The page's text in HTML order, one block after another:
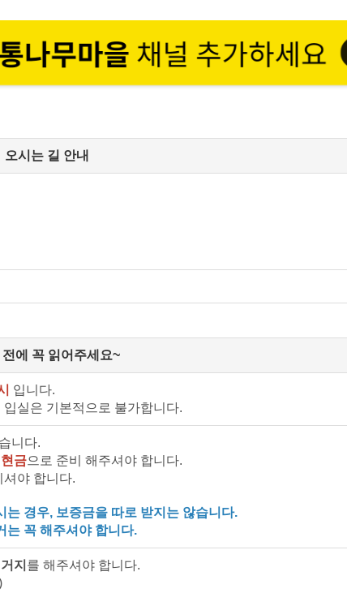
오시는 길 안내
전에 꼭 읽어주세요~
입니다.
실은 기본적으로 불가합니다.
니다.
금으로 준비 해주셔야 합니다.
셔야 합니다.
경우, 보증금을 따로 받지는 않습니다.
는 꼭 해주셔야 합니다.
지 를 해주셔야 합니다.